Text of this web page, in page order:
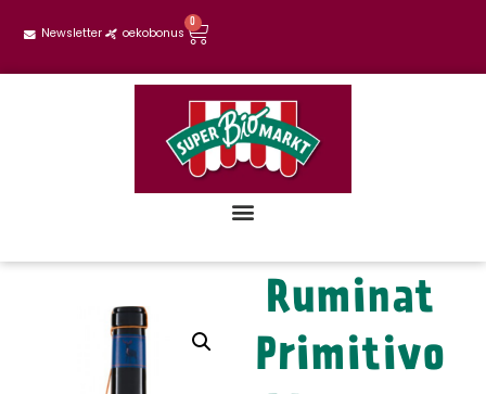
Newsletter oekobonus
0
Ruminat
Primitivo